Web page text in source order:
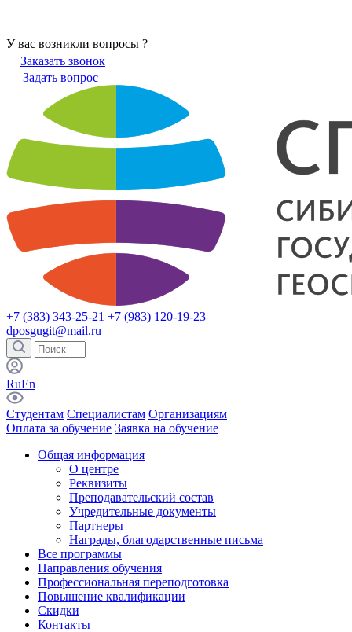
У вас возникли вопросы ?
Заказать звонок
Задать вопрос
+7 (383) 343-25-21 +7 (983) 120-19-23
dposgugit@mail.ru
RuEn
Студентам Специалистам Организациям
Оплата за обучение Заявка на обучение
Общая информация
О центре
Реквизиты
Преподавательский состав
Учредительные документы
Партнеры
Награды, благодарственные письма
Все программы
Направления обучения
Профессиональная переподготовка
Повышение квалификации
Скидки
Контакты